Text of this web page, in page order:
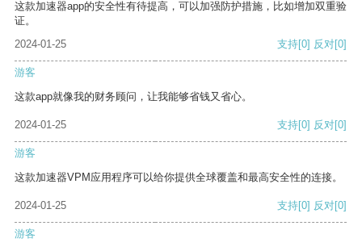
这款加速器app的安全性有待提高，可以加强防护措施，比如增加双重验
证。
2024-01-25
支持[0] 反对[0]
游客
这款app就像我的财务顾问，让我能够省钱又省心。
2024-01-25 支持[0] 反对[0]
游客
这款加速器VPM应用程序可以给你提供全球覆盖和最高安全性的连接。
2024-01-25 支持[0] 反对[0]
游客